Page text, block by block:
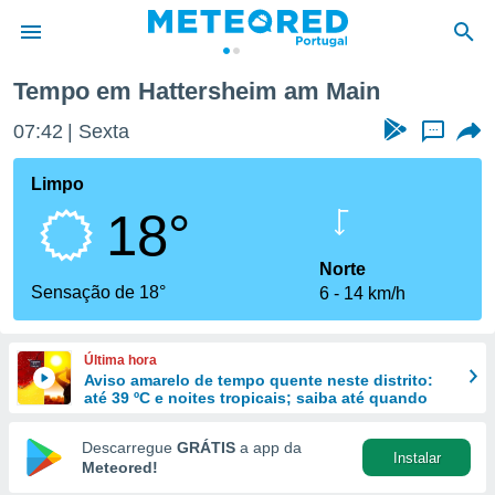
da
foi
fornecidas
a este
das
e
forma
digital
Tempo em Hattersheim am Main
07:42 Sexta ...
Limpo
18°
Sensação de 18°
Norte
6
14 km/h
Última hora
Aviso amarelo de tempo quente neste distrito:
até 39 ºC e noites tropicais; saiba até quando
Descarregue GRÁTIS a app da
Meteored!
Instalar